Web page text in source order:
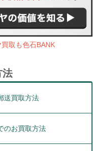
買取も色石BANK
法
送買取方法
のお買取方法